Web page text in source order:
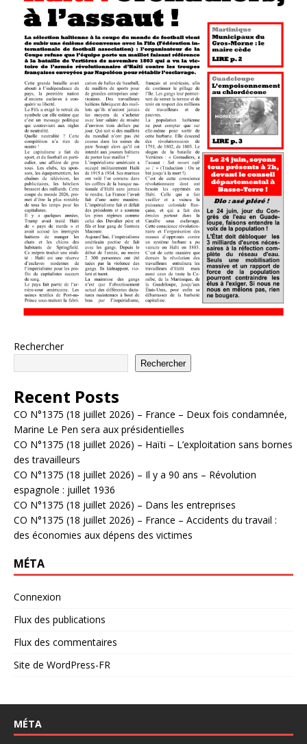
Rechercher
Rechercher
Recent Posts
CO N°1375 (18 juillet 2026) – France – Deux fois condamnée,
Marine Le Pen sera aux présidentielles
CO N°1375 (18 juillet 2026) – Haïti – L’exploitation sans bornes
des travailleurs
CO N°1375 (18 juillet 2026) – Il y a 90 ans – Révolution
espagnole : juillet 1936
CO N°1375 (18 juillet 2026) – Dans les entreprises
CO N°1375 (18 juillet 2026) – France – Accidents du travail :
des économies aux dépens des victimes
MÉTA
Connexion
Flux des publications
Flux des commentaires
Site de WordPress-FR
MÉTA